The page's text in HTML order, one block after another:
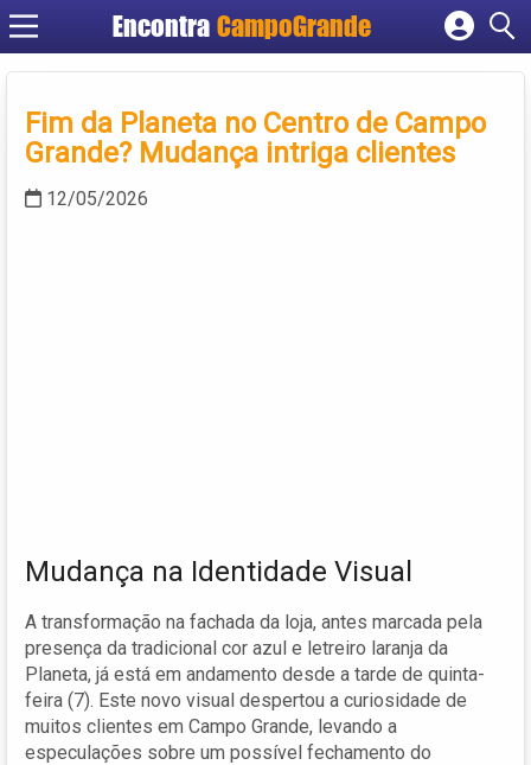
Encontra CampoGrande
Cadastrar empresa
Criar conta
Fim da Planeta no Centro de Campo
Grande? Mudança intriga clientes
12/05/2026
Mudança na Identidade Visual
A transformação na fachada da loja, antes marcada pela
presença da tradicional cor azul e letreiro laranja da
Planeta, já está em andamento desde a tarde de quinta-
feira (7). Este novo visual despertou a curiosidade de
muitos clientes em Campo Grande, levando a
especulações sobre um possível fechamento do